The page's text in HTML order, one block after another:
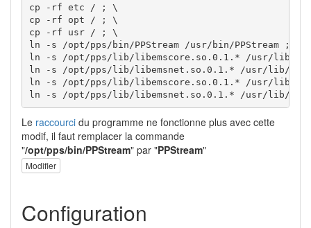
cp -rf etc / ; \
cp -rf opt / ; \
cp -rf usr / ; \
ln -s /opt/pps/bin/PPStream /usr/bin/PPStream ; \
ln -s /opt/pps/lib/libemscore.so.0.1.* /usr/lib/
ln -s /opt/pps/lib/libemsnet.so.0.1.* /usr/lib/
ln -s /opt/pps/lib/libemscore.so.0.1.* /usr/lib/
ln -s /opt/pps/lib/libemsnet.so.0.1.* /usr/lib/
Le raccourci du programme ne fonctionne plus avec cette
modif, il faut remplacer la commande
"/opt/pps/bin/PPStream" par "PPStream"
Modifier
Configuration